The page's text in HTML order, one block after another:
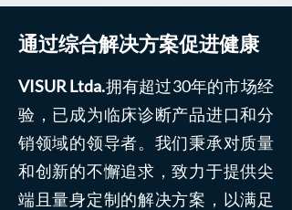
通过综合解决方案促进健康
VISUR Ltda.拥有超过30年的市场经
验，已成为临床诊断产品进口和分
销领域的领导者。我们秉承对质量
和创新的不懈追求，致力于提供尖
端且量身定制的解决方案，以满足